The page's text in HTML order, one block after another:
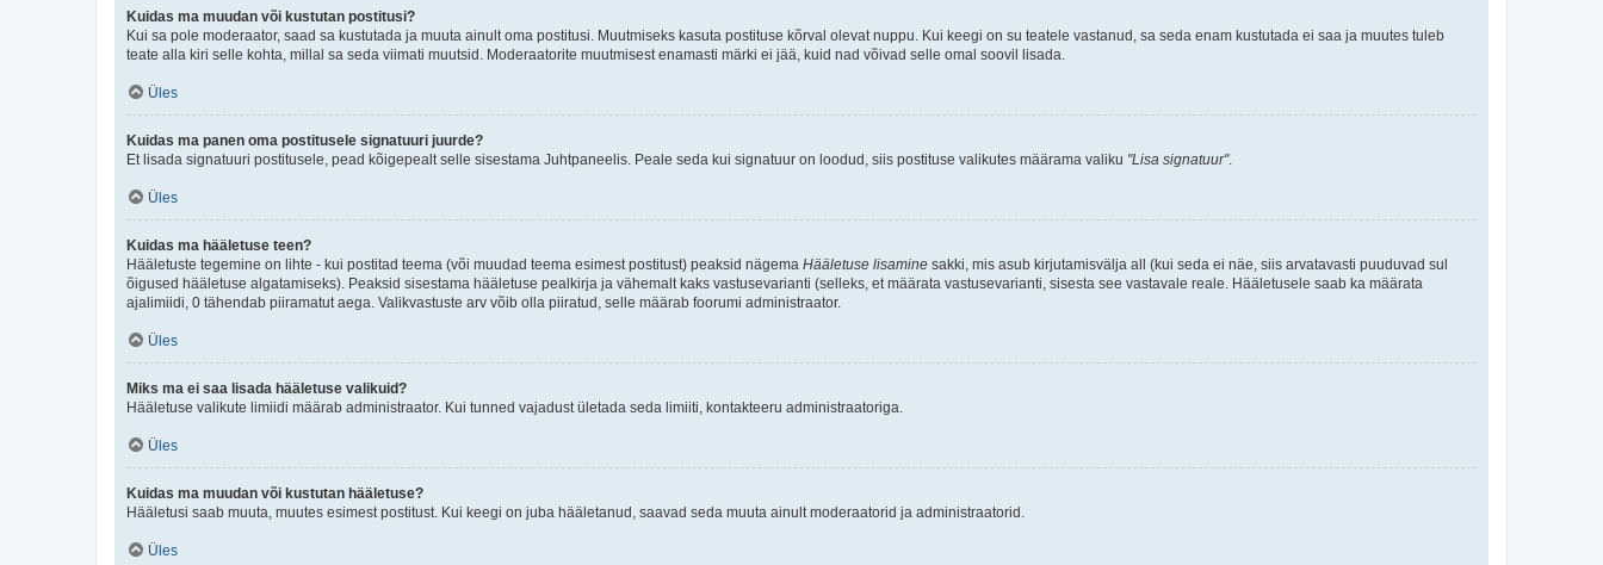
Kuidas ma muudan või kustutan postitusi?
Kui sa pole moderaator, saad sa kustutada ja muuta ainult oma postitusi. Muutmiseks kasuta postituse kõrval olevat nuppu. Kui keegi on su teatele vastanud, sa seda enam kustutada ei saa ja muutes tuleb
teate alla kiri selle kohta, millal sa seda viimati muutsid. Moderaatorite muutmisest enamasti märki ei jää, kuid nad võivad selle omal soovil lisada.
Üles
Kuidas ma panen oma postitusele signatuuri juurde?
Et lisada signatuuri postitusele, pead kõigepealt selle sisestama Juhtpaneelis. Peale seda kui signatuur on loodud, siis postituse valikutes määrama valiku "Lisa signatuur".
Üles
Kuidas ma hääletuse teen?
Hääletuste tegemine on lihte - kui postitad teema (või muudad teema esimest postitust) peaksid nägema Hääletuse lisamine sakki, mis asub kirjutamisvälja all (kui seda ei näe, siis arvatavasti puuduvad sul
õigused hääletuse algatamiseks). Peaksid sisestama hääletuse pealkirja ja vähemalt kaks vastusevarianti (selleks, et määrata vastusevarianti, sisesta see vastavale reale. Hääletusele saab ka määrata
ajalimiidi, 0 tähendab piiramatut aega. Valikvastuste arv võib olla piiratud, selle määrab foorumi administraator.
Üles
Miks ma ei saa lisada hääletuse valikuid?
Hääletuse valikute limiidi määrab administraator. Kui tunned vajadust ületada seda limiiti, kontakteeru administraatoriga.
Üles
Kuidas ma muudan või kustutan hääletuse?
Hääletusi saab muuta, muutes esimest postitust. Kui keegi on juba hääletanud, saavad seda muuta ainult moderaatorid ja administraatorid.
Üles